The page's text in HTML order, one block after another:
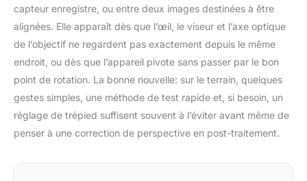
capteur enregistre, ou entre deux images destinées à être
alignées. Elle apparaît dès que l’œil, le viseur et l’axe optique
de l’objectif ne regardent pas exactement depuis le même
endroit, ou dès que l’appareil pivote sans passer par le bon
point de rotation. La bonne nouvelle: sur le terrain, quelques
gestes simples, une méthode de test rapide et, si besoin, un
réglage de trépied suffisent souvent à l’éviter avant même de
penser à une correction de perspective en post-traitement.